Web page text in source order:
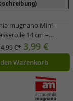
mugnano Mini-
14 cm –
Mi
mit Griff Made in
Schwarz
€* 3,99 €
Warenkorb